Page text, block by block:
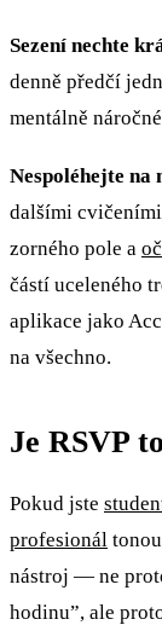
Sezení nechte
denně předčí
mentálně
Nespoléhejte na
dalšími
zorného pole a
částí uceleného
aplikace jako
na všechno.
Je RSVP
Pokud jste
profesionál
nástroj — ne
hodinu”, ale